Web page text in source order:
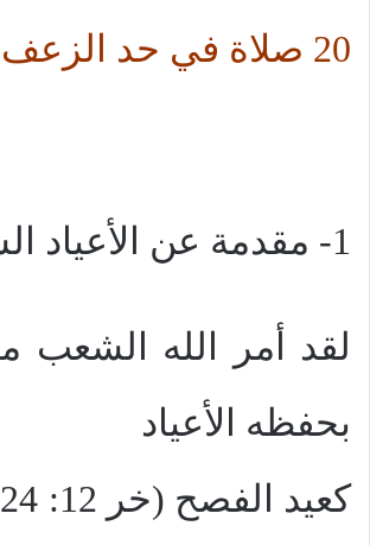
20 صلاة في حد الزعف
1- مقدمة عن الأعياد السيدية
لقد أمر الله الشعب
بحفظه الأعياد